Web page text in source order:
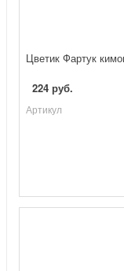
Цветик Фартук
224 руб.
Артикул